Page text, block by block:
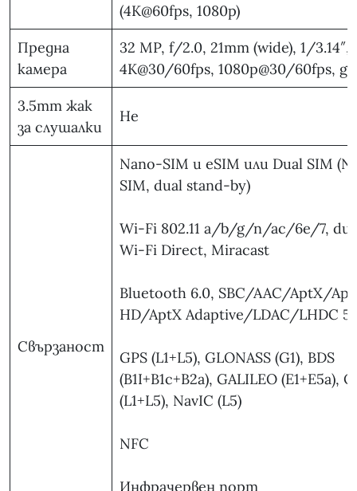
(4K@60fps, 1080p)
Предна
камера
32 MP, f/2.0, 21mm (wide), 1/3.14″,
4K@30/60fps, 1080p@30/60fps,
3.5mm жак
за слушалки
Не
Свързаност
Nano-SIM и eSIM или Dual SIM
SIM, dual stand-by)
Wi-Fi 802.11 a/b/g/n/ac/6e/7,
Wi-Fi Direct, Miracast
Bluetooth 6.0, SBC/AAC/AptX/
HD/AptX Adaptive/LDAC/LHDC
GPS (L1+L5), GLONASS (G1), BDS
(B1I+B1c+B2a), GALILEO (E1+E5a),
(L1+L5), NavIC (L5)
NFC
Инфрачервен порт